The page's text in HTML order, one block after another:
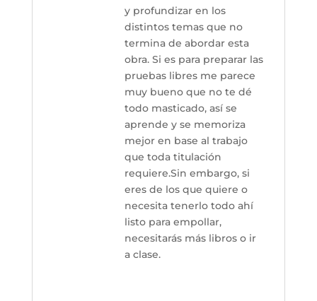
y profundizar en los
distintos temas que no
termina de abordar esta
obra. Si es para preparar las
pruebas libres me parece
muy bueno que no te dé
todo masticado, así se
aprende y se memoriza
mejor en base al trabajo
que toda titulación
requiere.Sin embargo, si
eres de los que quiere o
necesita tenerlo todo ahí
listo para empollar,
necesitarás más libros o ir
a clase.